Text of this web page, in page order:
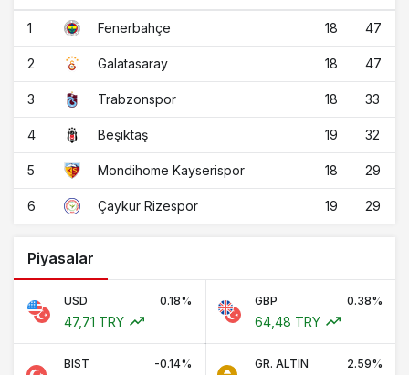
1 Fenerbahçe 18 47
2 Galatasaray 18 47
3 Trabzonspor 18 33
4 Beşiktaş 19 32
5 Mondihome Kayserispor 18 29
6 Çaykur Rizespor 19 29
Piyasalar
USD 0.18%
47,71 TRY
GBP 0.38%
64,48 TRY
BIST -0.14% GR. ALTIN 2.59%